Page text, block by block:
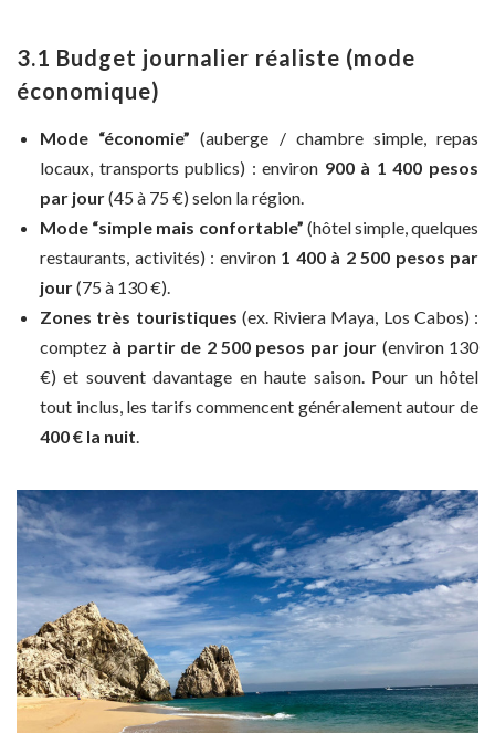
3.1 Budget journalier réaliste (mode
économique)
Mode “économie” (auberge / chambre simple, repas
locaux, transports publics) : environ 900 à 1 400 pesos
par jour(45 à 75 €) selon la région.
Mode “simple mais confortable” (hôtel simple, quelques
restaurants, activités) : environ 1 400 à 2 500 pesos par
jour(75 à 130 €).
Zones très touristiques (ex. Riviera Maya, Los Cabos) :
comptez à partir de 2 500 pesos par jour (environ 130
€) et souvent davantage en haute saison. Pour un hôtel
tout inclus, les tarifs commencent généralement autour de
400 € la nuit.